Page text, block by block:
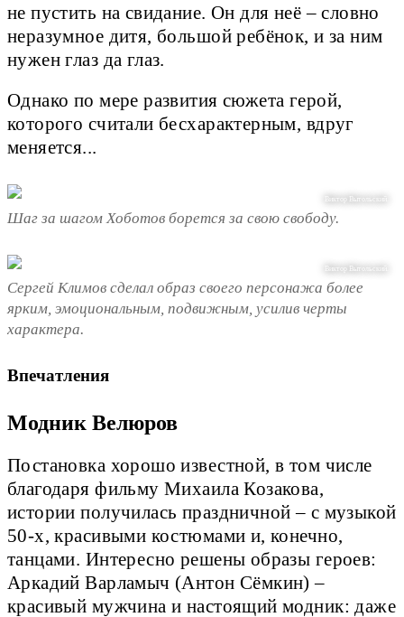
не пустить на свидание. Он для неё – словно
неразумное дитя, большой ребёнок, и за ним
нужен глаз да глаз.
Однако по мере развития сюжета герой,
которого считали бесхарактерным, вдруг
меняется...
Виктор Вытольский.
Шаг за шагом Хоботов борется за свою свободу.
Виктор Вытольский.
Сергей Климов сделал образ своего персонажа более
ярким, эмоциональным, подвижным, усилив черты
характера.
Впечатления
Модник Велюров
Постановка хорошо известной, в том числе
благодаря фильму Михаила Козакова,
истории получилась праздничной – с музыкой
50-х, красивыми костюмами и, конечно,
танцами. Интересно решены образы героев:
Аркадий Варламыч (Антон Сёмкин) –
красивый мужчина и настоящий модник: даже